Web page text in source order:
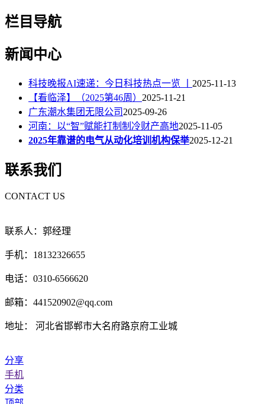
栏目导航
新闻中心
科技晚报AI速递：今日科技热点一览 丨 2025-11-13
【看临泽】（2025第46周） 2025-11-21
广东潮水集团无限公司 2025-09-26
河南：以“智”赋能打制制冷财产高地2025-11-05
2025年靠谱的电气从动化培训机构保举2025-12-21
联系我们
CONTACT US
联系人：郭经理
手机：18132326655
电话：0310-6566620
邮箱：441520902@qq.com
地址： 河北省邯郸市大名府路京府工业城
分享
手机
分类